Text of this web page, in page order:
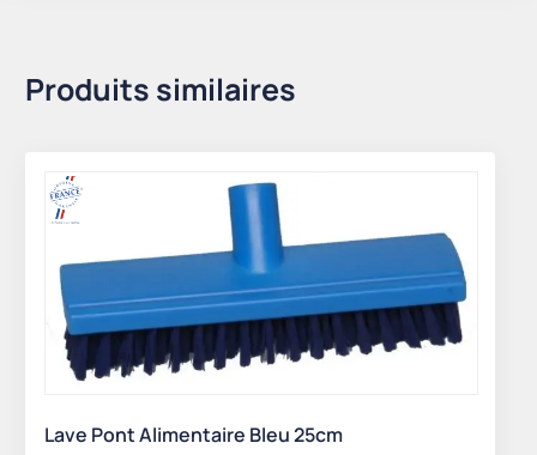
Produits similaires
Lave Pont Alimentaire Bleu 25cm